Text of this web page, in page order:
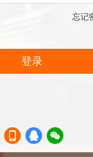
忘记
登录
机登
登录
信登